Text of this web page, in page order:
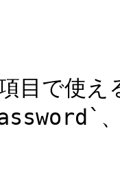
目で使え